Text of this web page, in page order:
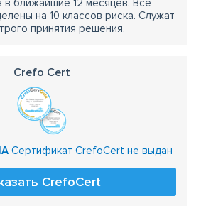
в ближайшие 12 месяцев. Все
на 10 классов риска. Служат
принятия решения.
Crefo Cert
Сертификат CrefoCert не выдан
CrefoCert